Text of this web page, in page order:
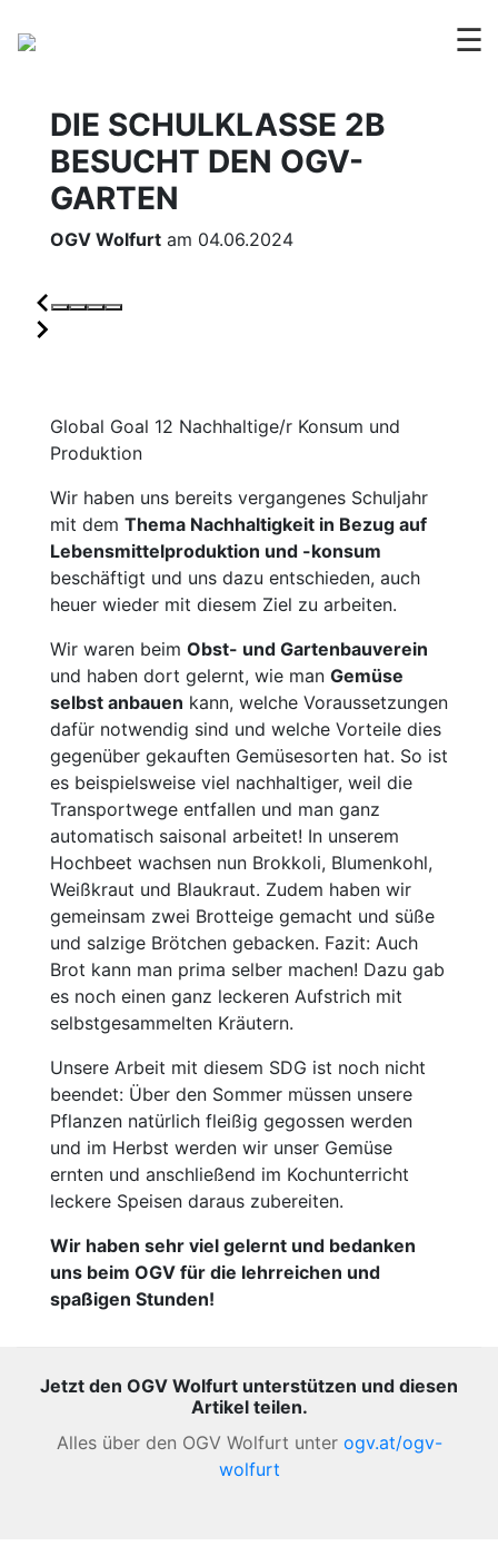
☰
DIE SCHULKLASSE 2B
BESUCHT DEN OGV-
GARTEN
OGV Wolfurt am 04.06.2024
Global Goal 12 Nachhaltige/r Konsum und
Produktion
Wir haben uns bereits vergangenes Schuljahr
mit dem Thema Nachhaltigkeit in Bezug auf
Lebensmittelproduktion und -konsum
beschäftigt und uns dazu entschieden, auch
heuer wieder mit diesem Ziel zu arbeiten.
Wir waren beim Obst- und Gartenbauverein
und haben dort gelernt, wie man Gemüse
selbst anbauen kann, welche Voraussetzungen
dafür notwendig sind und welche Vorteile dies
gegenüber gekauften Gemüsesorten hat. So ist
es beispielsweise viel nachhaltiger, weil die
Transportwege entfallen und man ganz
automatisch saisonal arbeitet! In unserem
Hochbeet wachsen nun Brokkoli, Blumenkohl,
Weißkraut und Blaukraut. Zudem haben wir
gemeinsam zwei Brotteige gemacht und süße
und salzige Brötchen gebacken. Fazit: Auch
Brot kann man prima selber machen! Dazu gab
es noch einen ganz leckeren Aufstrich mit
selbstgesammelten Kräutern.
Unsere Arbeit mit diesem SDG ist noch nicht
beendet: Über den Sommer müssen unsere
Pflanzen natürlich fleißig gegossen werden
und im Herbst werden wir unser Gemüse
ernten und anschließend im Kochunterricht
leckere Speisen daraus zubereiten.
Wir haben sehr viel gelernt und bedanken
uns beim OGV für die lehrreichen und
spaßigen Stunden!
Jetzt den OGV Wolfurt unterstützen und diesen
Artikel teilen.
Alles über den OGV Wolfurt unter ogv.at/ogv-
wolfurt